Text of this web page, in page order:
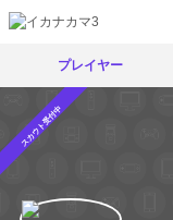
プレイヤー
スカウト受付中